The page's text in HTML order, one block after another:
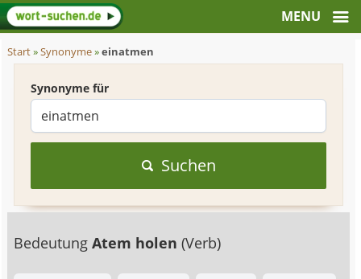
Start»Synonyme»einatmen
Synonyme für
Suchen
BedeutungAtem holen(Verb)